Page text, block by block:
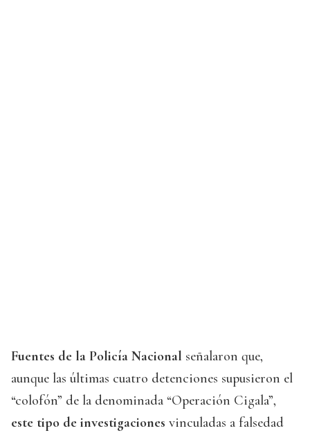
Fuentes de la Policía Nacional señalaron que,
aunque las últimas cuatro detenciones supusieron el
“colofón” de la denominada “Operación Cigala”,
este tipo de investigaciones vinculadas a falsedad